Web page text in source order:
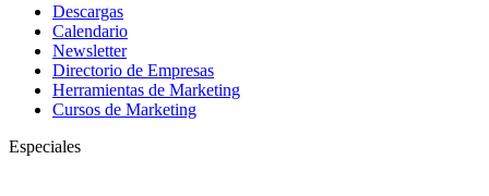
Descargas
Calendario
Newsletter
Directorio de Empresas
Herramientas de Marketing
Cursos de Marketing
Especiales